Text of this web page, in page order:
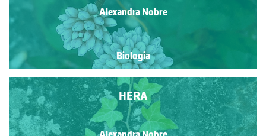
Alexandra Nobre
Biologia
HERA